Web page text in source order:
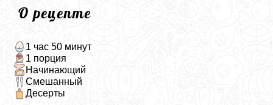
О рецепте
1 час 50 минут
1 порция
Начинающий
Смешанный
Десерты